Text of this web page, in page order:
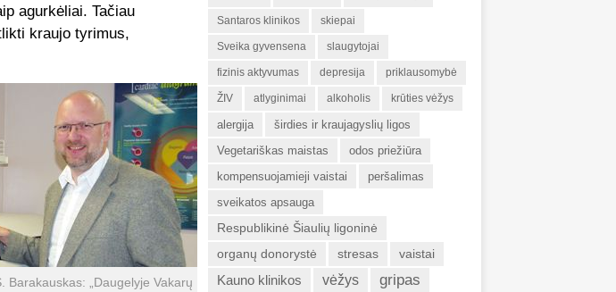
agurkėliai. Tačiau
kraujo tyrimus,
Barakauskas: „Daugelyje Vakarų
Santaros klinikos skiepai
Sveika gyvensena slaugytojai
fizinis aktyvumas depresija priklausomybė
ŽIV atlyginimai alkoholis krūties vėžys
alergija
širdies ir kraujagyslių ligos
Vegetariškas maistas
odos priežiūra
kompensuojamieji vaistai
peršalimas
sveikatos apsauga
Respublikinė Šiaulių ligoninė
organų donorystė
stresas vaistai
Kauno klinikos vėžys
gripas